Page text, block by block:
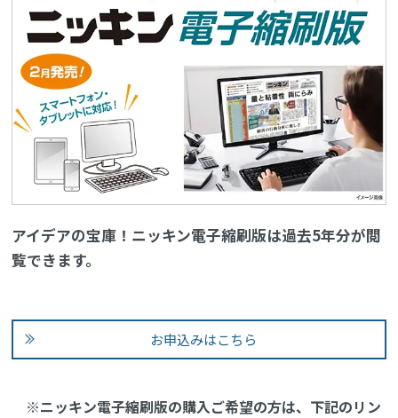
アイデアの宝庫！ニッキン電子縮刷版は過去5年分が閲
覧できます。
お申込みはこちら
※ニッキン電子縮刷版の購入ご希望の方は、下記のリン